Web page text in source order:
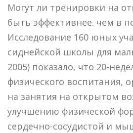
Могут ли тренировки на
быть эффективнее. чем в
Исследование 160 юных
сиднейской школы для
2005) показало, что 20-
физического воспитания,
на занятия на открытом
улучшению физической
сердечно-сосудистой и